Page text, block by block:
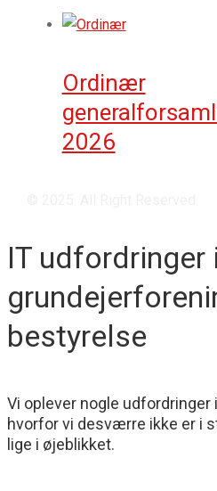
Ordinær
2026
IT udfordringer i
bestyrelse
Vi oplever nogle
hvorfor vi desværre ikke er i
lige i øjeblikket.